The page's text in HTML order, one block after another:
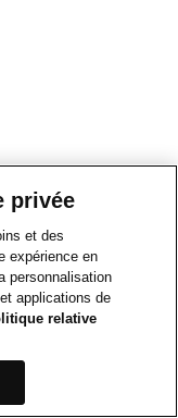
privée
et des
expérience en
personnalisation
applications de
relative